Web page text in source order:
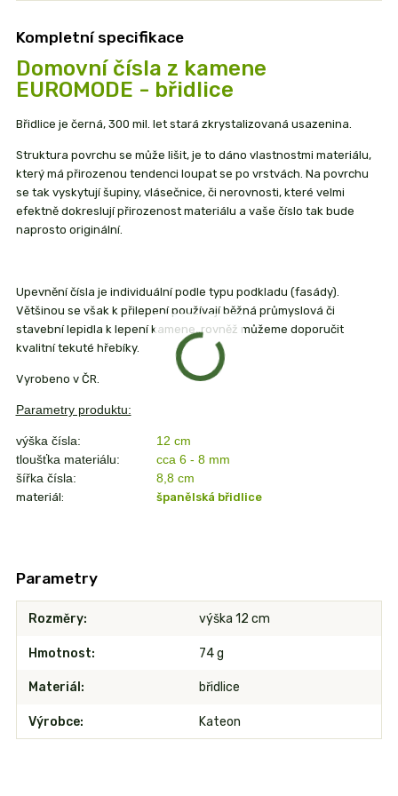
Kompletní specifikace
Domovní čísla z kamene
EUROMODE - břidlice
Břidlice je černá, 300 mil. let stará zkrystalizovaná usazenina.
Struktura povrchu se může lišit, je to dáno vlastnostmi materiálu,
který má přirozenou tendenci loupat se po vrstvách. Na povrchu
se tak vyskytují šupiny, vlásečnice, či nerovnosti, které velmi
efektně dokreslují přirozenost materiálu a vaše číslo tak bude
naprosto originální.
Upevnění čísla je individuální podle typu podkladu (fasády).
Většinou se však k přilepení používají běžná průmyslová či
stavební lepidla k lepení kamene, rovněž můžeme doporučit
kvalitní tekuté hřebíky.
Vyrobeno v ČR.
Parametry produktu:
výška čísla:
12 cm
tloušťka materiálu:
cca 6 - 8 mm
šířka čísla:
8,8 cm
materiál: španělská břidlice
Parametry
Rozměry výška 12 cm
Hmotnost 74 g
Materiál břidlice
Výrobce Kateon